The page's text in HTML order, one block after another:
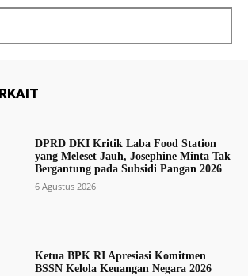
DPRD DKI Kritik Laba Food Station
yang Meleset Jauh, Josephine Minta Tak
Bergantung pada Subsidi Pangan 2026
6 Agustus 2026
Ketua BPK RI Apresiasi Komitmen
BSSN Kelola Keuangan Negara 2026